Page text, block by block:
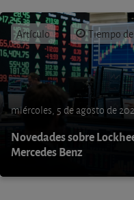
Artículo Tiempo
miércoles, 5 de agosto de
Novedades sobre
Mercedes Benz